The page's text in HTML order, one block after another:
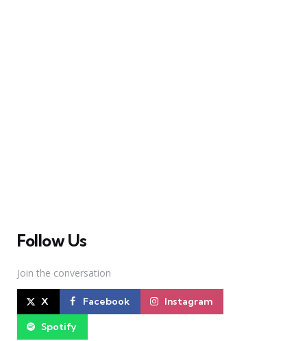
Follow Us
Join the conversation
X Facebook Instagram
Spotify